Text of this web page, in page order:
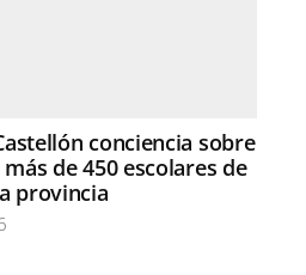
conciencia sobre
de 450 escolares de
provincia